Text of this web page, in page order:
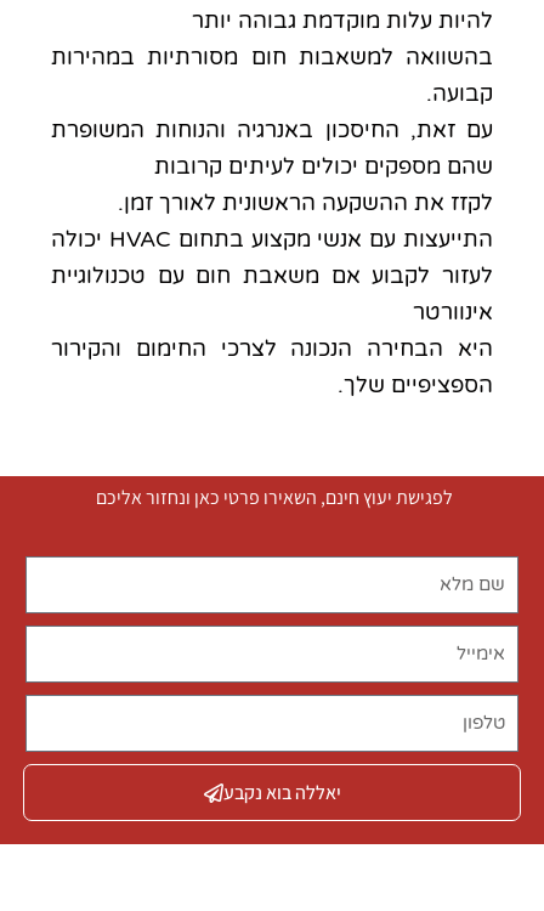
להיות עלות מוקדמת גבוהה יותר
בהשוואה למשאבות חום מסורתיות במהירות
קבועה.
עם זאת, החיסכון באנרגיה והנוחות המשופרת
שהם מספקים יכולים לעיתים קרובות
לקזז את ההשקעה הראשונית לאורך זמן.
התייעצות עם אנשי מקצוע בתחום HVAC יכולה
לעזור לקבוע אם משאבת חום עם טכנולוגיית
אינוורטר
היא הבחירה הנכונה לצרכי החימום והקירור
הספציפיים שלך.
לפגישת יעוץ חינם, השאירו פרטי כאן ונחזור אליכם
יאללה בוא נקבע